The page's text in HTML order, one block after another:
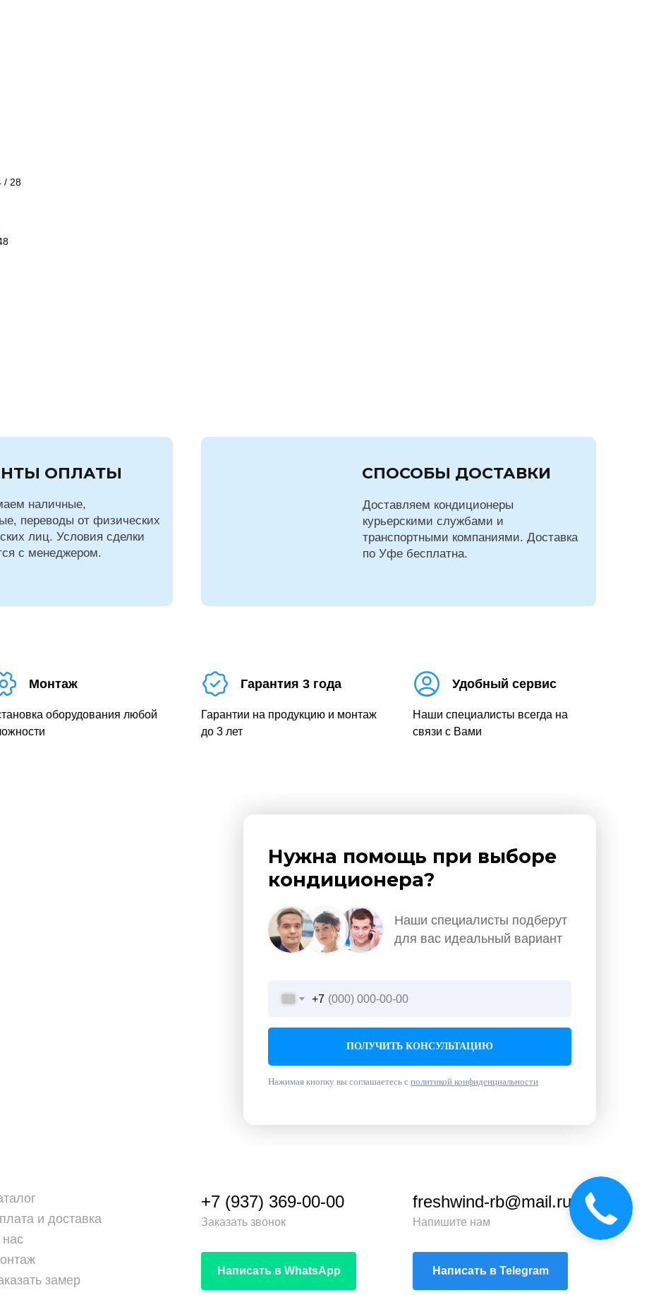
/ 28
наличные,
переводы от физических
лиц. Условия сделки
с менеджером.
ОПЛАТЫ
Доставляем кондиционеры
курьерскими службами и
транспортными компаниями. Доставка
по Уфе бесплатна.
СПОСОБЫ ДОСТАВКИ
Монтаж
оборудования любой
Гарантия 3 года
Гарантии на продукцию и монтаж
до 3 лет
Удобный сервис
Наши специалисты всегда на
связи с Вами
Наши специалисты подберут
для вас идеальный вариант
Нужна помощь при выборе
кондиционера?
+7
ПОЛУЧИТЬ КОНСУЛЬТАЦИЮ
Нажимая кнопку вы соглашаетесь с политикой конфиденциальности
+7 (937) 369-00-00
Заказать звонок
freshwind-rb@mail.ru
Напишите нам
и доставка
замер
Написать в WhatsApp Написать в Telegram
согласие на обработку персональных данных и
Хочу CallMagnet